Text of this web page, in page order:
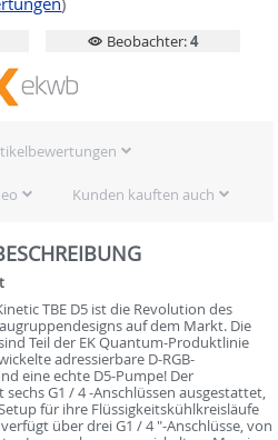
Beobachter:4
Kunden kauften auch
TBE D5 ist die Revolution des
auf dem Markt. Die
Teil der EK Quantum-Produktlinie
adressierbare D-RGB-
eine echte D5-Pumpe! Der
G1 / 4 -Anschlüssen ausgestattet,
für ihre Flüssigkeitskühlkreisläufe
über drei G1 / 4 "-Anschlüsse, von